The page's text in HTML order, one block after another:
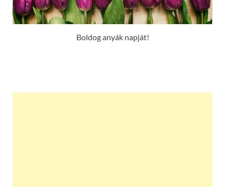
Boldog anyák napját!